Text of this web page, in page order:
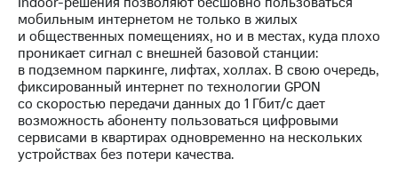
акционерам
Документы
ПАО
"МТС"
Собрания
акционеров
Личный
кабинет
акционера
Акционерный
мобильным интернетом не только в жилых
и общественных помещениях, но и в местах, куда плохо
проникает сигнал с внешней базовой станции:
в подземном паркинге, лифтах, холлах. В свою очередь,
фиксированный интернет по технологии GPON
со скоростью передачи данных до 1 Гбит/c дает
возможность абоненту пользоваться цифровыми
сервисами в квартирах одновременно на нескольких
устройствах без потери качества.